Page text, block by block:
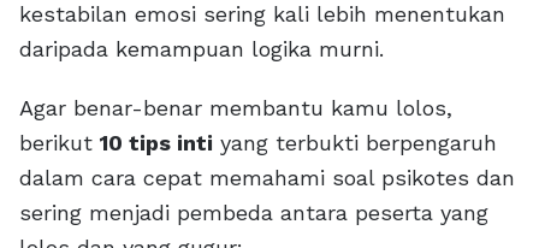
kestabilan emosi sering kali lebih menentukan
daripada kemampuan logika murni.
Agar benar-benar membantu kamu lolos,
berikut 10 tips inti yang terbukti berpengaruh
dalam cara cepat memahami soal psikotes dan
sering menjadi pembeda antara peserta yang